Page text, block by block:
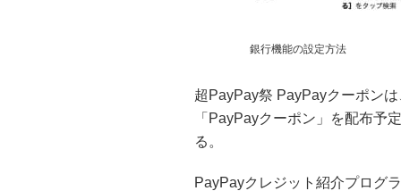
銀行機能の設定方法
超PayPay祭 PayPayクーポン
「PayPayクーポン」を配布予
る。
PayPayクレジット紹介プログ